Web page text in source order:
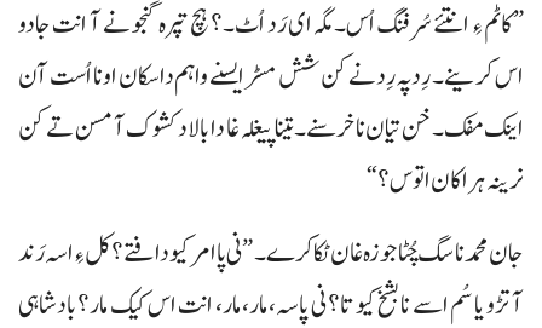
”کاٹم ءِ انتئے سُرفنگ اُس۔ مگہ ای رَد اُٹ۔؟ ہچ تپرہ گنجو نے آ انت جادو
اس کرینے۔ رِدپہ رِد نے کن شش مسڑ ایسنے واہم داسکان اونا اُست آن
اینک مفک۔ خن تیان نا خرسنے۔ تینا پیغلہ غا دا بالاد کشوک آ مسن تے کن
نرینہ ہراکان اتوس؟“
جا ن محمد نا سگ چُٹا جوزہ غان ٹکا کرے۔ ”نی پا امر کیو دافتے؟ کل ءِ اسہ رَند
آ تڑو یا سُم اسے نا بشخ کیو تا؟ نی پاسہ، مار، مار، انت اس کیک مار؟ بادشاہی